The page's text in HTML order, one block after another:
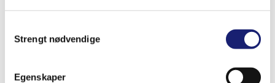
Strengt nødvendige
Egenskaper
Innlevering av premieoppgaver for
ganger i året etter følgende